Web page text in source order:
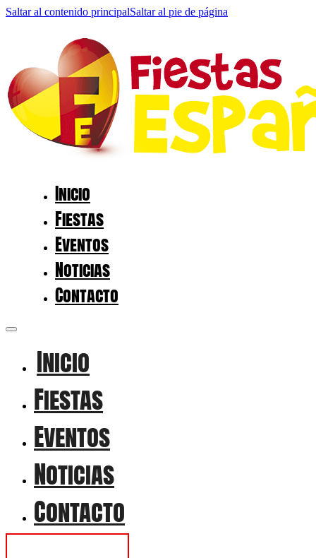
Saltar al contenido principalSaltar al pie de página
Inicio
Fiestas
Eventos
Noticias
Contacto
Inicio
Fiestas
Eventos
Noticias
Contacto